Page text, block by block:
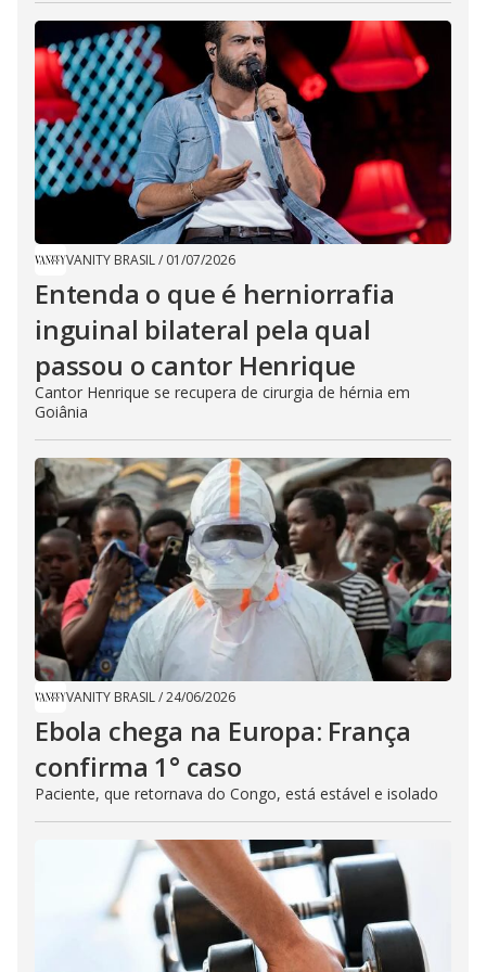
VANITY BRASIL/ 01/07/2026
Entenda o que é herniorrafia
inguinal bilateral pela qual
passou o cantor Henrique
Cantor Henrique se recupera de cirurgia de hérnia em
Goiânia
VANITY BRASIL/24/06/2026
Ebola chega na Europa: França
confirma 1° caso
Paciente, que retornava do Congo, está estável e isolado